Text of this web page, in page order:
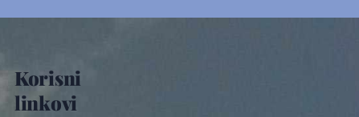
Korisni
linkovi